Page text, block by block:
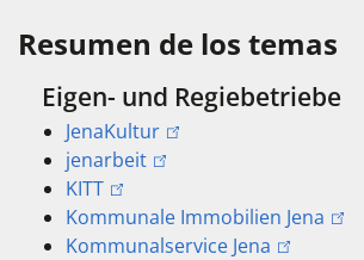
Resumen de los temas
Eigen- und Regiebetriebe
JenaKultur
jenarbeit
KITT
Kommunale Immobilien Jena
Kommunalservice Jena